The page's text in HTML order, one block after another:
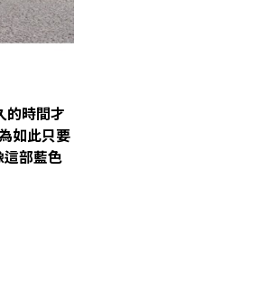
的時間才
如此只要
部藍色